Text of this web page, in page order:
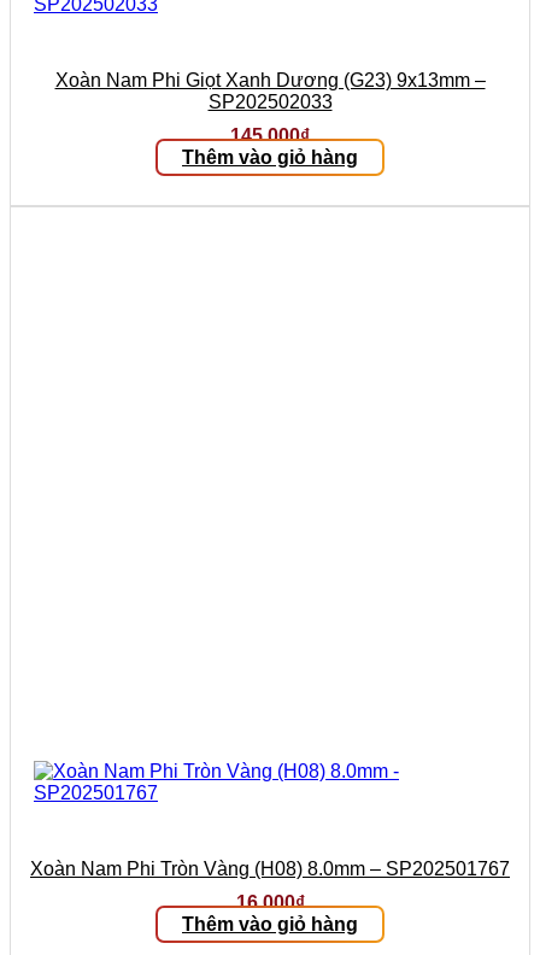
Xoàn Nam Phi Giọt Xanh Dương (G23) 9x13mm –
SP202502033
145.000₫
Thêm vào giỏ hàng
Xoàn Nam Phi Tròn Vàng (H08) 8.0mm – SP202501767
16.000₫
Thêm vào giỏ hàng